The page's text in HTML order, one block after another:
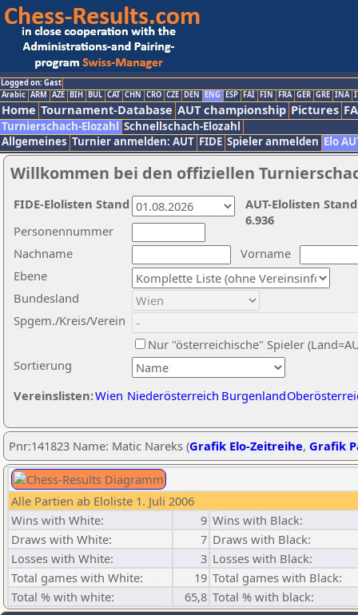
Logged on: Gast
Arabic ARM AZE BIH BUL CAT CHN CRO CZE DEN ENG ESP FAI FIN FRA GER GRE INA
Home Tournament-Database AUT championship Pictures
Turnierschach-Elozahl Schnellschach-Elozahl
Allgemeines Turnier anmelden: AUT FIDE Spieler anmelden Elo
Willkommen bei den offiziellen
Nachname
Vorname
Ebene
Sortierung
Personennummer
Bundesland
Spgem./Kreis/Verein
Nur "österreichische" Spieler
Vereinslisten:Wien Niederösterreich Burgenland
AUT-Elolisten
6.936
FIDE-Elolisten Stand
Pnr:141823 Name: Matic Nareks (Grafik Elo-Zeitreihe, Grafik
Alle Partien ab Eloliste 1. Juli 2006
Wins with White:
9 Wins with Black:
Draws with White:
7 Draws with Black:
Losses with White:
3 Losses with Black:
Total games with White:
19 Total games with Black:
Total % with white:
65,8 Total % with black: